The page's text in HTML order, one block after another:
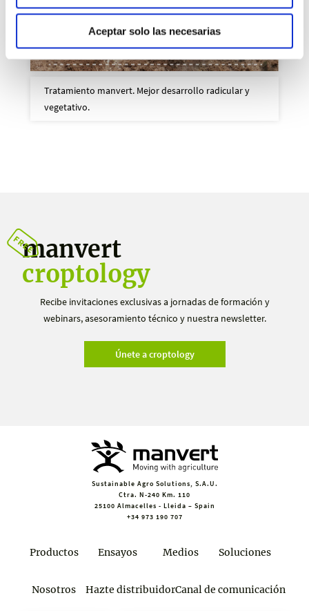
Aceptar solo las necesarias
Tratamiento manvert. Mejor desarrollo radicular y
vegetativo.
manvert
croptology
Recibe invitaciones exclusivas a jornadas de formación y
webinars, asesoramiento técnico y nuestra newsletter.
Únete a croptology
Sustainable Agro Solutions, S.A.U.
Ctra. N-240 Km. 110
25100 Almacelles - Lleida – Spain
+34 973 190 707
Productos Ensayos Medios Soluciones
Nosotros Hazte distribuidorCanal de comunicación